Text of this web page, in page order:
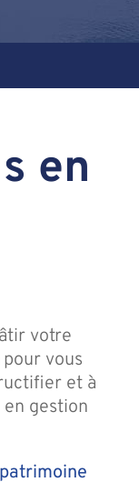
Blogue
en
votre
vous
et à
en gestion